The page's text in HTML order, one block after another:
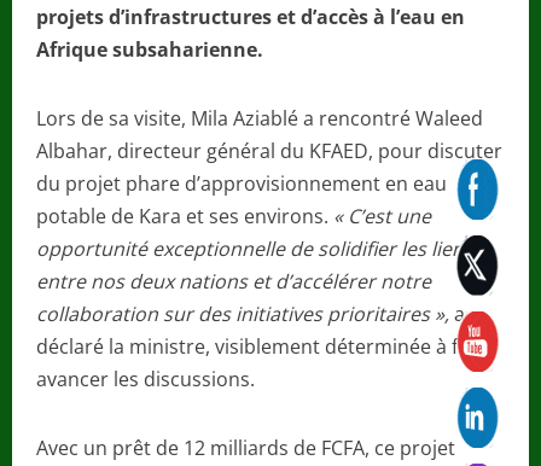
projets d’infrastructures et d’accès à l’eau en
Afrique subsaharienne.
Lors de sa visite, Mila Aziablé a rencontré Waleed
Albahar, directeur général du KFAED, pour discuter
du projet phare d’approvisionnement en eau
potable de Kara et ses environs. « C’est une
opportunité exceptionnelle de solidifier les liens
entre nos deux nations et d’accélérer notre
collaboration sur des initiatives prioritaires »,a
déclaré la ministre, visiblement déterminée à faire
avancer les discussions.
Avec un prêt de 12 milliards de FCFA, ce projet